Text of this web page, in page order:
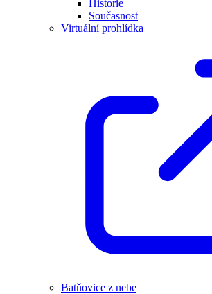
Historie
Současnost
Virtuální prohlídka
Batňovice z nebe